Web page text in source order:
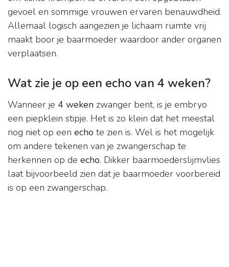
gevoel en sommige vrouwen ervaren benauwdheid.
Allemaal logisch aangezien je lichaam ruimte vrij
maakt boor je baarmoeder waardoor ander organen
verplaatsen.
Wat zie je op een echo van 4 weken?
Wanneer je 4 weken zwanger bent, is je embryo
een piepklein stipje. Het is zo klein dat het meestal
nog niet op een echo te zien is. Wel is het mogelijk
om andere tekenen van je zwangerschap te
herkennen op de echo. Dikker baarmoederslijmvlies
laat bijvoorbeeld zien dat je baarmoeder voorbereid
is op een zwangerschap.